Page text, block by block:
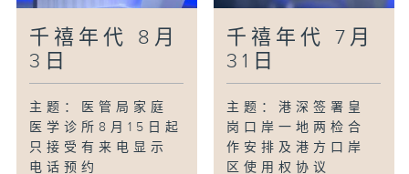
千禧年代 8月
3日
主题：医管局家庭
医学诊所8月15日起
只接受有来电显示
电话预约
千禧年代 7月
31日
主题：港深签署皇
岗口岸一地两检合
作安排及港方口岸
区使用权协议